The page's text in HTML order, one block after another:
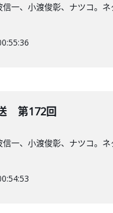
一、小渡俊彰、ナツコ。
第172回
一、小渡俊彰、ナツコ。